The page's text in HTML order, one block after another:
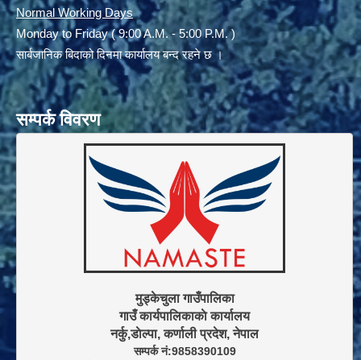
Normal Working Days
Monday to Friday ( 9:00 A.M. - 5:00 P.M. )
सार्बजानिक बिदाको दिनमा कार्यालय बन्द रहने छ ।
सम्पर्क विवरण
मुड्केचुला गाउँपालिका
गाउँ कार्यपालिकाकाे कार्यालय
सम्पर्क नं:9858390109